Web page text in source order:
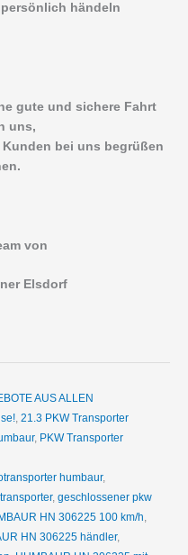
händeln
gute und sichere Fahrt
uns,
bei uns begrüßen
von
Elsdorf
AUS ALLEN
, 21.3 PKW Transporter
, PKW Transporter
humbaur,
, geschlossener pkw
HN 306225 100 km/h,
HN 306225 händler,